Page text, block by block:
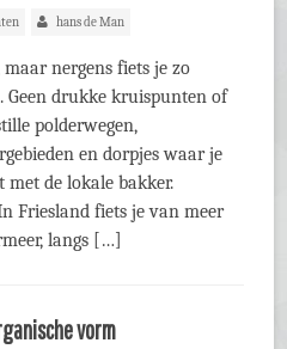
hans de Man
nergens fiets je zo
drukke kruispunten of
polderwegen,
en dorpjes waar je
de lokale bakker.
Friesland fiets je van meer
langs […]
vorm